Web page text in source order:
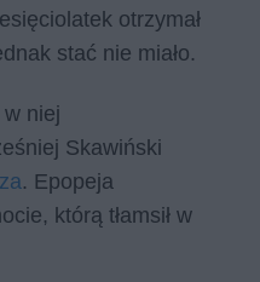
otrzymał
stać nie miało.
w niej
Skawiński
. Epopeja
którą tłamsił w